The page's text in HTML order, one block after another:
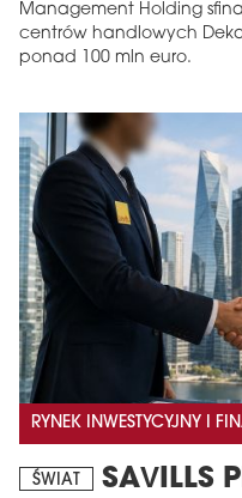
Management Holding
centrów handlowych
ponad 100 mln euro.
RYNEK INWESTYCYJNY I
ŚWIAT SAVILLS